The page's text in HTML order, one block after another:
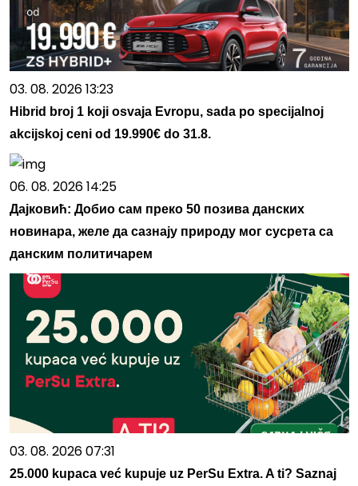
03. 08. 2026 13:23
Hibrid broj 1 koji osvaja Evropu, sada po specijalnoj
akcijskoj ceni od 19.990€ do 31.8.
06. 08. 2026 14:25
Дајковић: Добио сам преко 50 позива данских
новинара, желе да сазнају природу мог сусрета са
данским политичарем
03. 08. 2026 07:31
25.000 kupaca već kupuje uz PerSu Extra. A ti? Saznaj